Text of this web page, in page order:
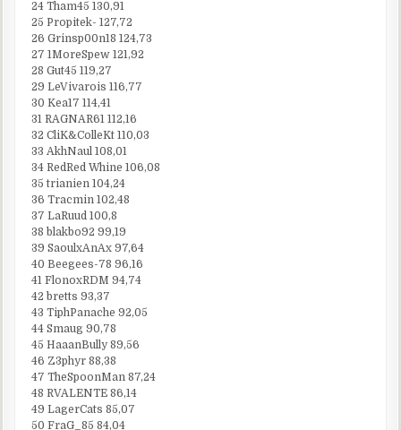
24 Tham45 130,91
25 Propitek- 127,72
26 Grinsp00n18 124,73
27 1MoreSpew 121,92
28 Gut45 119,27
29 LeVivarois 116,77
30 Kea17 114,41
31 RAGNAR61 112,16
32 CliK&ColleKt 110,03
33 AkhNaul 108,01
34 RedRed Whine 106,08
35 trianien 104,24
36 Tracmin 102,48
37 LaRuud 100,8
38 blakbo92 99,19
39 SaoulxAnAx 97,64
40 Beegees-78 96,16
41 FlonoxRDM 94,74
42 bretts 93,37
43 TiphPanache 92,05
44 Smaug 90,78
45 HaaanBully 89,56
46 Z3phyr 88,38
47 TheSpoonMan 87,24
48 RVALENTE 86,14
49 LagerCats 85,07
50 FraG_85 84,04